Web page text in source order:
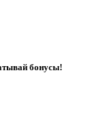
бонусы!